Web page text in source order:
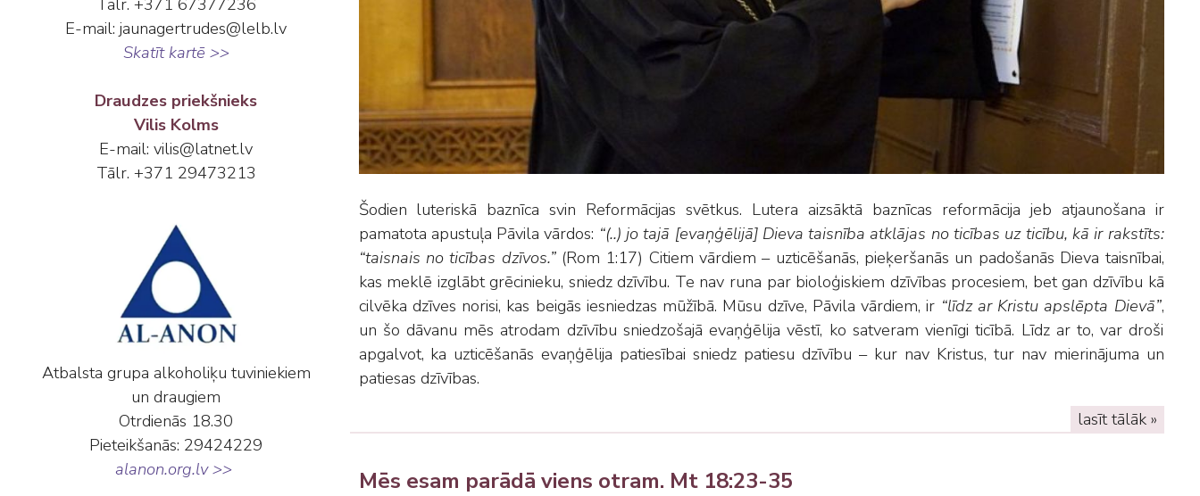
Tālr. +371 67377236
E-mail: jaunagertrudes@lelb.lv
Skatīt kartē >>
Draudzes priekšnieks
Vilis Kolms
E-mail: vilis@latnet.lv
Tālr. +371 29473213
Atbalsta grupa alkoholiķu tuviniekiem
un draugiem
Otrdienās 18.30
Pieteikšanās: 29424229
alanon.org.lv >>
Šodien luteriskā baznīca svin Reformācijas svētkus. Lutera aizsāktā baznīcas reformācija jeb atjaunošana ir
pamatota apustuļa Pāvila vārdos: “(..) jo tajā [evaņģēlijā] Dieva taisnība atklājas no ticības uz ticību, kā ir rakstīts:
“taisnais no ticības dzīvos.”(Rom 1:17) Citiem vārdiem – uzticēšanās, pieķeršanās un padošanās Dieva taisnībai,
kas meklē izglābt grēcinieku, sniedz dzīvību. Te nav runa par bioloģiskiem dzīvības procesiem, bet gan dzīvību kā
cilvēka dzīves norisi, kas beigās iesniedzas mūžībā. Mūsu dzīve, Pāvila vārdiem, ir “līdz ar Kristu apslēpta Dievā”,
un šo dāvanu mēs atrodam dzīvību sniedzošajā evaņģēlija vēstī, ko satveram vienīgi ticībā. Līdz ar to, var droši
apgalvot, ka uzticēšanās evaņģēlija patiesībai sniedz patiesu dzīvību – kur nav Kristus, tur nav mierinājuma un
patiesas dzīvības.
lasīt tālāk »
Mēs esam parādā viens otram. Mt 18:23-35